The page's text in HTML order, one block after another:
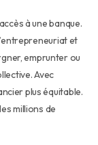
à une banque.
et
emprunter ou
Avec
plus équitable.
millions de